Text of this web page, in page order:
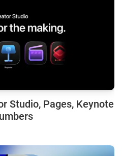
Studio, Pages, Keynote